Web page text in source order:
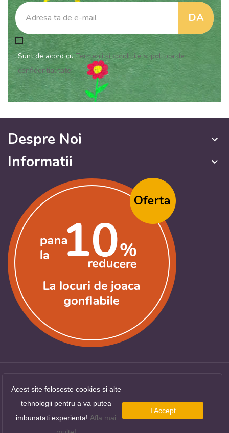
Sunt de acord cuTermenii si conditiile si politica de
confidentialitate!
Despre Noi keyboard_arrow_down
Informatii keyboard_arrow_down
Acest site foloseste cookies si alte
tehnologii pentru a va putea
imbunatati experienta! Afla mai
I Accept
Copyright ©LocuriDeJoaca.com
rezervate.